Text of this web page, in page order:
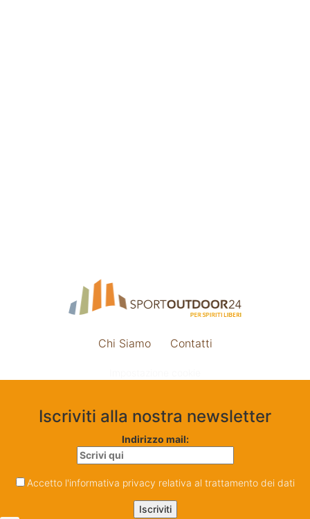
Chi Siamo Contatti
Iscriviti alla nostra newsletter
Indirizzo mail:
Accetto l'informativa privacy relativa al trattamento dei dati